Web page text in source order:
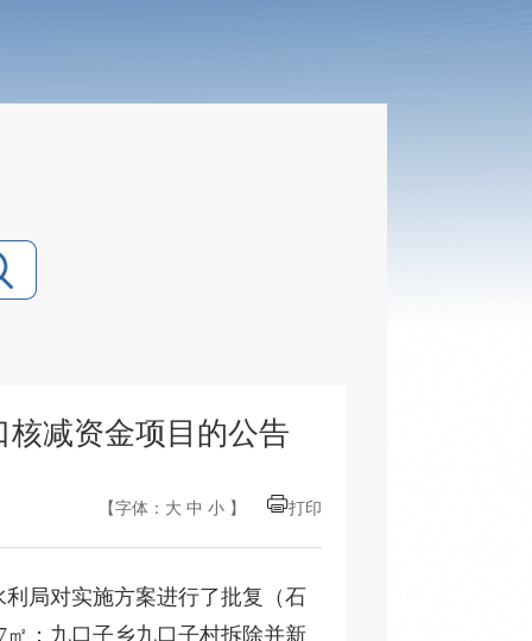
核减资金项目的公告
【字体： 大 中 小 】 打印
局对实施方案进行了批复（石
；九口子乡九口子村拆除并新